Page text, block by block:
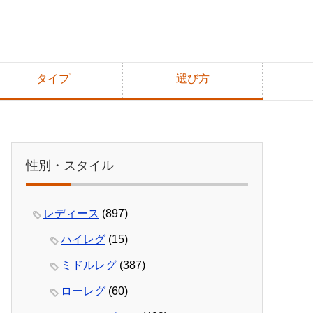
タイプ 選び方
性別・スタイル
レディース (897)
ハイレグ (15)
ミドルレグ (387)
ローレグ (60)